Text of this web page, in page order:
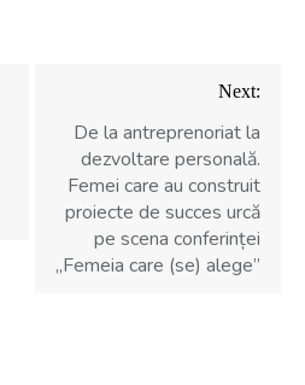
Next:
De la antreprenoriat la
dezvoltare personală.
Femei care au construit
proiecte de succes urcă
pe scena conferinței
„Femeia care (se) alege”